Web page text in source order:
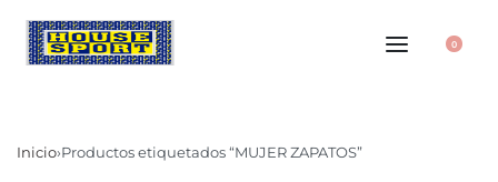
0
Inicio›Productos etiquetados “MUJER ZAPATOS”